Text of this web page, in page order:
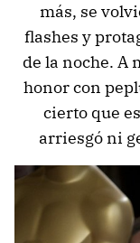
más, se
flashes y
de la noche. A
honor con
cierto que
arriesgó ni